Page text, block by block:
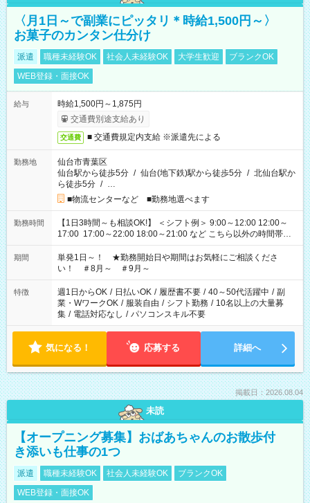
〈月1日～で副業にピッタリ＊時給1,500円～〉
お菓子のカンタン仕分け
派遣 職種未経験OK 社会人未経験OK 大学生歓迎
ブランクOK
WEB登録・面接OK
給与
時給1,500円～1,875円
交通費別途支給あり
交通費 ■ 交通費規定内支給 ※派遣先による
勤務地
仙台市青葉区
仙台駅から徒歩5分 / 仙台(地下鉄)駅から徒歩5分 / 北仙台駅か
ら徒歩5分 / …
■物流センターなど ■勤務地選べます
勤務時間
【1日3時間～も相談OK!】 ＜シフト例＞ 9:00～12:00 12:00～
17:00 17:00～22:00 18:00～21:00 など こちら以外の時間帯も
お気軽にご相談ください！
期間
単発1日～！ ★勤務開始日や期間はお気軽にご相談くださ
い！ ＃8月～ ＃9月～
特徴 週1日からOK / 日払いOK / 履歴書不要 / 40～50代活躍中 / 副
業・WワークOK / 服装自由 / シフト勤務 / 10名以上の大量募
集 / 電話対応なし / パソコンスキル不要
気になる！ 応募する 詳細へ
掲載日：2026.08.04
未読
【オープニング募集】おばあちゃんのお散歩付
き添いも仕事の1つ
派遣 職種未経験OK 社会人未経験OK
ブランクOK
WEB登録・面接OK